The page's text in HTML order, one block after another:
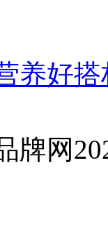
养好
牌网